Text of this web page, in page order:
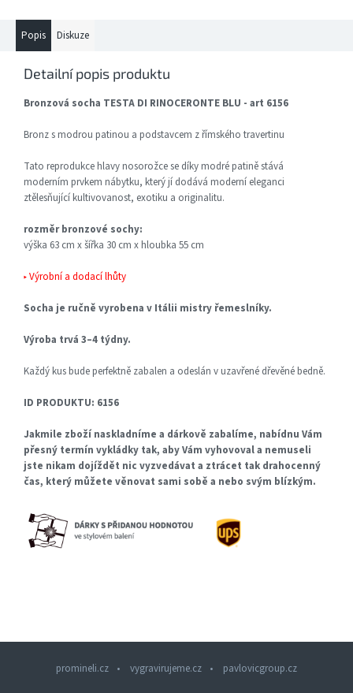
Popis Diskuze
Detailní popis produktu
Bronzová socha TESTA DI RINOCERONTE BLU - art 6156
Bronz s modrou patinou a podstavcem z římského travertinu
Tato reprodukce hlavy nosorožce se díky modré patině stává
moderním prvkem nábytku, který jí dodává moderní eleganci
ztělesňující kultivovanost, exotiku a originalitu.
rozměr bronzové sochy:
výška 63 cm x šířka 30 cm x hloubka 55 cm
▸ Výrobní a dodací lhůty
Socha je ručně vyrobena v Itálii mistry řemeslníky.
Výroba trvá 3–4 týdny.
Každý kus bude perfektně zabalen a odeslán v uzavřené dřevěné bedně.
ID PRODUKTU: 6156
Jakmile zboží naskladníme a dárkově zabalíme, nabídnu Vám
přesný termín vykládky tak, aby Vám vyhovoval a nemuseli
jste nikam dojíždět nic vyzvedávat a ztrácet tak drahocenný
čas, který můžete věnovat sami sobě a nebo svým blízkým.
promineli.cz vygravirujeme.cz pavlovicgroup.cz